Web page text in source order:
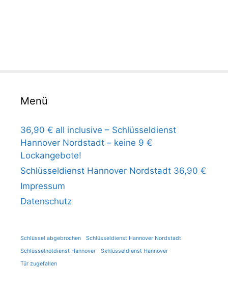
Menü
36,90 € all inclusive – Schlüsseldienst
Hannover Nordstadt – keine 9 €
Lockangebote!
Schlüsseldienst Hannover Nordstadt 36,90 €
Impressum
Datenschutz
Schlüssel abgebrochen
Schlüsseldienst Hannover Nordstadt
Schlüsselnotdienst Hannover
Sxhlüsseldienst Hannover
Tür zugefallen